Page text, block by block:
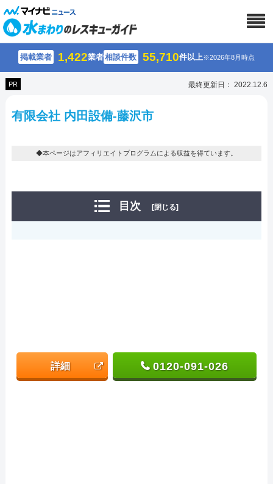
掲載業者 1,422業者相談件数 55,710件以上※2026年8月時点
PR 最終更新日： 2022.12.6
有限会社 内田設備-藤沢市
◆本ページはアフィリエイトプログラムによる収益を得ています。
目次 [閉じる]
詳細 0120-091-026